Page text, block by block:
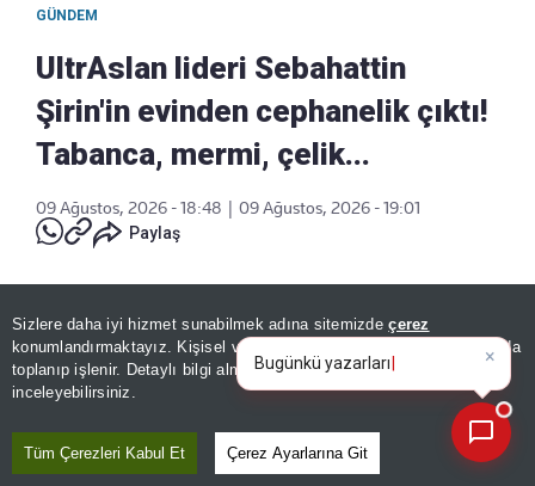
Sizlere daha iyi hizmet sunabilmek adına sitemizdeçerez
konumlandırmaktayız. Kişisel verileriniz, KVKK ve GDPR kapsamında
toplanıp işlenir. Detaylı bilgi almak içinAydınlatma Metnimizi
inceleyebilirsiniz.
Tüm Çerezleri Kabul Et Çerez Ayarlarına Git
GÜNDEM
UltrAslan lideri Sebahattin
Şirin'in evinden cephanelik çıktı!
Tabanca, mermi, çelik...
09 Ağustos, 2026 - 18:48
09 Ağustos, 2026 - 19:01
Paylaş
×
Bugünkü yazarların köşe
yazılarını özetleyin!